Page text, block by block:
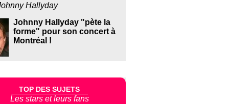
Hallyday
Johnny Hallyday "pète la
forme" pour son concert à
Montréal !
TOP DES SUJETS
Les stars et leurs fans